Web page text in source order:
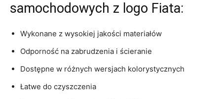
samochodowych ⁣z logo Fiata:
Wykonane ⁣z wysokiej jakości materiałów
Odporność na zabrudzenia i ścieranie
Dostępne w różnych ⁣wersjach kolorystycznych
Łatwe do czyszczenia